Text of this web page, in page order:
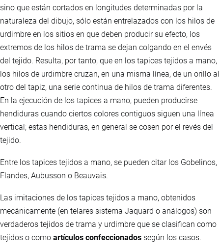
sino que están cortados en longitudes determinadas por la
naturaleza del dibujo, sólo están entrelazados con los hilos de
urdimbre en los sitios en que deben producir su efecto, los
extremos de los hilos de trama se dejan colgando en el envés
del tejido. Resulta, por tanto, que en los tapices tejidos a mano,
los hilos de urdimbre cruzan, en una misma línea, de un orillo al
otro del tapiz, una serie continua de hilos de trama diferentes.
En la ejecución de los tapices a mano, pueden producirse
hendiduras cuando ciertos colores contiguos siguen una línea
vertical; estas hendiduras, en general se cosen por el revés del
tejido.
Entre los tapices tejidos a mano, se pueden citar los Gobelinos,
Flandes, Aubusson o Beauvais.
Las imitaciones de los tapices tejidos a mano, obtenidos
mecánicamente (en telares sistema Jaquard o análogos) son
verdaderos tejidos de trama y urdimbre que se clasifican como
tejidos o como artículos confeccionados según los casos.